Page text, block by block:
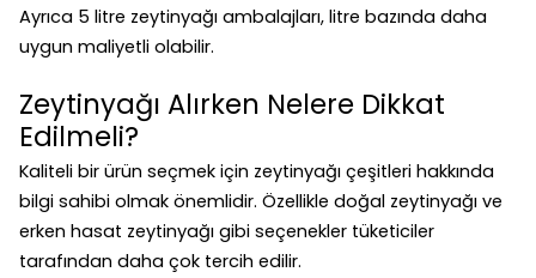
Ayrıca 5 litre zeytinyağı ambalajları, litre bazında daha
uygun maliyetli olabilir.
Zeytinyağı Alırken Nelere Dikkat
Edilmeli?
Kaliteli bir ürün seçmek için zeytinyağı çeşitleri hakkında
bilgi sahibi olmak önemlidir. Özellikle doğal zeytinyağı ve
erken hasat zeytinyağı gibi seçenekler tüketiciler
tarafından daha çok tercih edilir.